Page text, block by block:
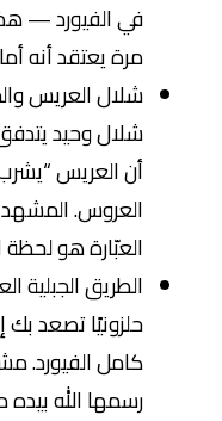
في الفيورد —
مرة يعتقد أنه
شلال العريس
شلال وحيد
أن العريس
العروس.
العبّارة هو لحظة
حلزونيًا تصعد
كامل الفيورد.
رسمها الله بيده